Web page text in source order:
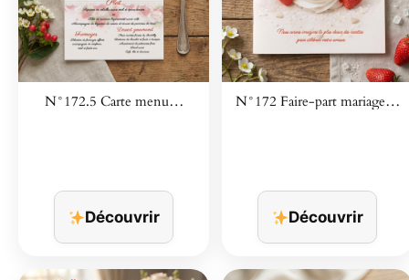
N°172.5 Carte menu…
Découvrir
N°172 Faire-part mariage…
Découvrir